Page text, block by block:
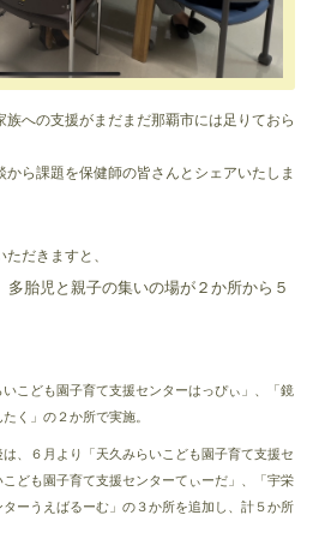
への支援がまだまだ那覇市には足りておら
ら課題を保健師の皆さんとシェアいたしま
だきますと、
多胎児と親子の集いの場が２か所から５
こども園子育て支援センターはっぴぃ」、「鏡
く」の２か所で実施。
、６月より「天久みらいこども園子育て支援セ
ども園子育て支援センターてぃーだ」、「宇栄
ーうえばるーむ」の３か所を追加し、計５か所